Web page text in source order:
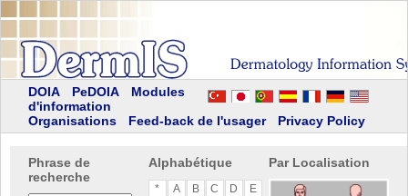
DOIA PeDOIA
Modules
d'information
Organisations
Feed-back de l'usager Privacy Policy
Phrase de
recherche
Alphabétique
* A B C D
E
Par Localisation